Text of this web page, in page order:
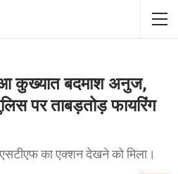
कुख्यात बदमाश अनुज,
पर ताबड़तोड़ फायरिंग
का एक्शन देखने को मिला।